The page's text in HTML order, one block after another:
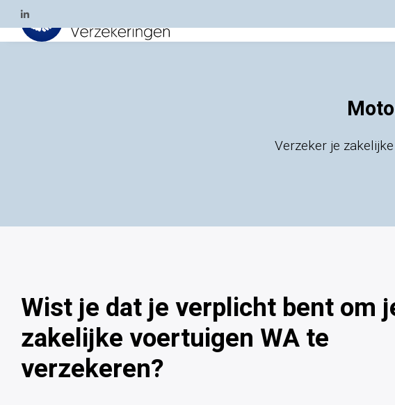
Verzeker je
Wist je dat je verplicht bent om
zakelijke voertuigen WA te
verzekeren?